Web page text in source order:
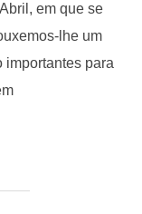
em que se
lhe um
importantes para